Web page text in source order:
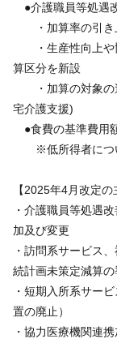
●介護職員等処遇
・加算率の引き
・生産性向上や
算区分を新設
・加算の対象の
宅介護支援)
●食費の基準費用
※低所得者につい
【2025年4月改定の
・介護職員等処遇
加及び変更
・訪問系サービス
続計画未策定減算の
・短期入所系サー
置の廃止）
・協力医療機関連